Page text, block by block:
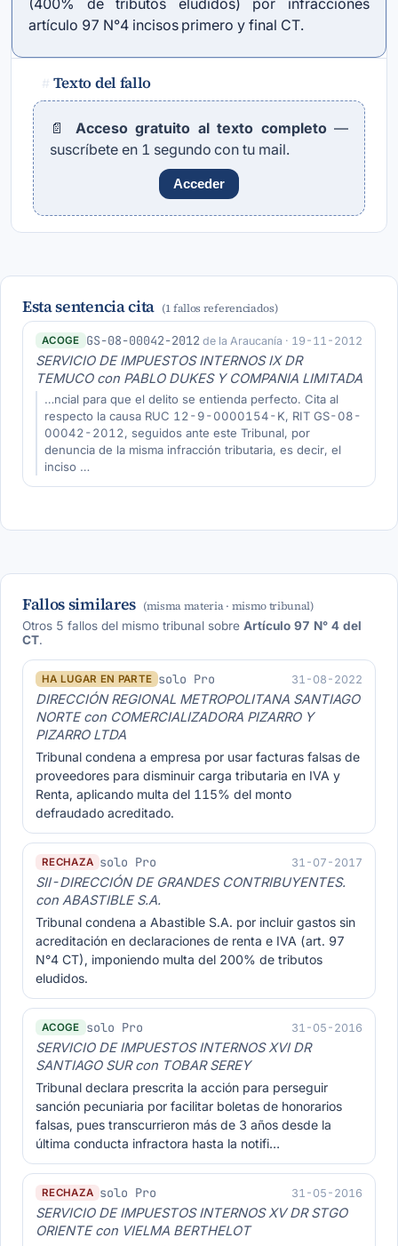
(400% de tributos eludidos) por infracciones
artículo 97 N°4 incisos primero y final CT.
# Texto del fallo
📄 Acceso gratuito al texto completo—
suscríbete en 1 segundo con tu mail.
Acceder
Esta sentencia cita (1 fallos referenciados)
ACOGE GS-08-00042-2012 de la Araucanía · 19-11-2012
SERVICIO DE IMPUESTOS INTERNOS IX DR
TEMUCO con PABLO DUKES Y COMPANIA LIMITADA
…ncial para que el delito se entienda perfecto. Cita al
respecto la causa RUC 12-9-0000154-K, RIT GS-08-
00042-2012, seguidos ante este Tribunal, por
denuncia de la misma infracción tributaria, es decir, el
inciso …
Fallos similares (misma materia · mismo tribunal)
Otros 5 fallos del mismo tribunal sobre Artículo 97 N° 4 del
CT.
HA LUGAR EN PARTE solo Pro 31-08-2022
DIRECCIÓN REGIONAL METROPOLITANA SANTIAGO
NORTE con COMERCIALIZADORA PIZARRO Y
PIZARRO LTDA
Tribunal condena a empresa por usar facturas falsas de
proveedores para disminuir carga tributaria en IVA y
Renta, aplicando multa del 115% del monto
defraudado acreditado.
RECHAZA solo Pro 31-07-2017
SII-DIRECCIÓN DE GRANDES CONTRIBUYENTES.
con ABASTIBLE S.A.
Tribunal condena a Abastible S.A. por incluir gastos sin
acreditación en declaraciones de renta e IVA (art. 97
N°4 CT), imponiendo multa del 200% de tributos
eludidos.
ACOGE solo Pro 31-05-2016
SERVICIO DE IMPUESTOS INTERNOS XVI DR
SANTIAGO SUR con TOBAR SEREY
Tribunal declara prescrita la acción para perseguir
sanción pecuniaria por facilitar boletas de honorarios
falsas, pues transcurrieron más de 3 años desde la
última conducta infractora hasta la notifi…
RECHAZA solo Pro 31-05-2016
SERVICIO DE IMPUESTOS INTERNOS XV DR STGO
ORIENTE con VIELMA BERTHELOT